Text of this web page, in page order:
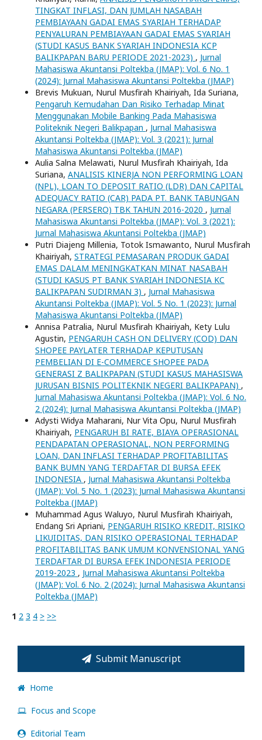
TINGKAT INFLASI, DAN JUMLAH NASABAH
PEMBIAYAAN GADAI EMAS SYARIAH TERHADAP
PENYALURAN PEMBIAYAAN GADAI EMAS SYARIAH
(STUDI KASUS BANK SYARIAH INDONESIA KCP
BALIKPAPAN BARU PERIODE 2021-2023) , Jurnal
Mahasiswa Akuntansi Poltekba (JMAP): Vol. 6 No. 1
(2024): Jurnal Mahasiswa Akuntansi Poltekba (JMAP)
Brevis Mukuan, Nurul Musfirah Khairiyah, Ida Suriana,
Pengaruh Kemudahan Dan Risiko Terhadap Minat
Menggunakan Mobile Banking Pada Mahasiswa
Politeknik Negeri Balikpapan , Jurnal Mahasiswa
Akuntansi Poltekba (JMAP): Vol. 3 (2021): Jurnal
Mahasiswa Akuntansi Poltekba (JMAP)
Aulia Salna Melawati, Nurul Musfirah Khairiyah, Ida
Suriana, ANALISIS KINERJA NON PERFORMING LOAN
(NPL), LOAN TO DEPOSIT RATIO (LDR) DAN CAPITAL
ADEQUACY RATIO (CAR) PADA PT. BANK TABUNGAN
NEGARA (PERSERO) TBK TAHUN 2016-2020 , Jurnal
Mahasiswa Akuntansi Poltekba (JMAP): Vol. 3 (2021):
Jurnal Mahasiswa Akuntansi Poltekba (JMAP)
Putri Diajeng Millenia, Totok Ismawanto, Nurul Musfirah
Khairiyah, STRATEGI PEMASARAN PRODUK GADAI
EMAS DALAM MENINGKATKAN MINAT NASABAH
(STUDI KASUS PT BANK SYARIAH INDONESIA KC
BALIKPAPAN SUDIRMAN 3) , Jurnal Mahasiswa
Akuntansi Poltekba (JMAP): Vol. 5 No. 1 (2023): Jurnal
Mahasiswa Akuntansi Poltekba (JMAP)
Annisa Patralia, Nurul Musfirah Khairiyah, Kety Lulu
Agustin, PENGARUH CASH ON DELIVERY (COD) DAN
SHOPEE PAYLATER TERHADAP KEPUTUSAN
PEMBELIAN DI E-COMMERCE SHOPEE PADA
GENERASI Z BALIKPAPAN (STUDI KASUS MAHASISWA
JURUSAN BISNIS POLITEKNIK NEGERI BALIKPAPAN) ,
Jurnal Mahasiswa Akuntansi Poltekba (JMAP): Vol. 6 No.
2 (2024): Jurnal Mahasiswa Akuntansi Poltekba (JMAP)
Adysti Widya Maharani, Nur Vita Opu, Nurul Musfirah
Khairiyah, PENGARUH BI RATE, BIAYA OPERASIONAL
PENDAPATAN OPERASIONAL, NON PERFORMING
LOAN, DAN INFLASI TERHADAP PROFITABILITAS
BANK BUMN YANG TERDAFTAR DI BURSA EFEK
INDONESIA , Jurnal Mahasiswa Akuntansi Poltekba
(JMAP): Vol. 5 No. 1 (2023): Jurnal Mahasiswa Akuntansi
Poltekba (JMAP)
Muhammad Agus Waluyo, Nurul Musfirah Khairiyah,
Endang Sri Apriani, PENGARUH RISIKO KREDIT, RISIKO
LIKUIDITAS, DAN RISIKO OPERASIONAL TERHADAP
PROFITABILITAS BANK UMUM KONVENSIONAL YANG
TERDAFTAR DI BURSA EFEK INDONESIA PERIODE
2019-2023 , Jurnal Mahasiswa Akuntansi Poltekba
(JMAP): Vol. 6 No. 2 (2024): Jurnal Mahasiswa Akuntansi
Poltekba (JMAP)
1 2 3 4 > >>
Submit Manuscript
Home
Focus and Scope
Editorial Team